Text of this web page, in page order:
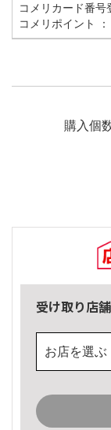
コメリカード番
コメリポイント ：
購入個
受け取り店舗
お店を選ぶ